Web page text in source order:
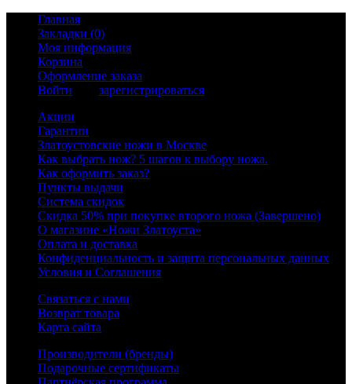
Главная
Закладки (0)
Моя информация
Корзина
Оформление заказа
Войти
зарегистрироваться
Акции
Гарантии
Златоустовские ножи в Москве
Как выбрать нож? 5 шагов к выбору ножа.
Как оформить заказ?
Пункты выдачи
Система скидок
Скидка 50% при покупке второго ножа (Завершено)
О магазине «Ножи Златоуста»
Оплата и доставка
Конфиденциальность и защита персональных данных
Условия и Соглашения
Связаться с нами
Возврат товара
Карта сайта
Производители (бренды)
Подарочные сертификаты